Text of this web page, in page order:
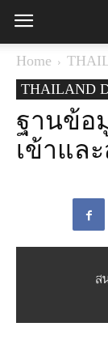
Home
THAILAND
ฐานข้อ
เข้าแล